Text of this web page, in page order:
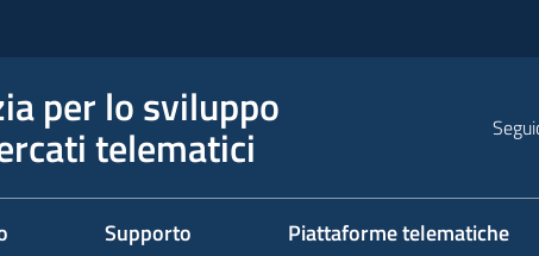
per lo sviluppo
telematici
Supporto Piattaforme telematiche